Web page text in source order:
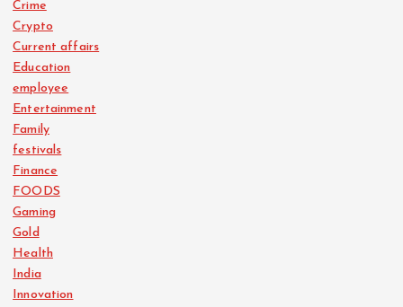
Crime
Crypto
Current affairs
Education
employee
Entertainment
Family
festivals
Finance
FOODS
Gaming
Gold
Health
India
Innovation